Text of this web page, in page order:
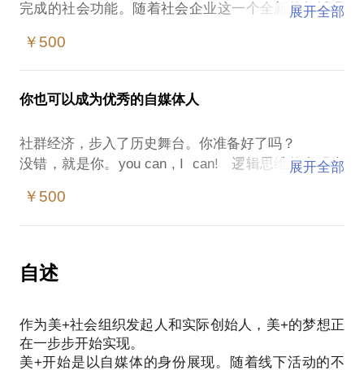
完成的社会功能。随着社会企业这一个全新的领域吸
运营困惑了无数有责任心，有爱心的创业家或成功企
我们试图从企业开始由传统经济领域转型成为互联网
+的过程中找到一些蛛丝马迹，让你更加直接地了解
可以植入到传统经营行为中来。我们需要点亮这种可
预见性的努力成为企业创新的阿拉神灯。
在这个话题中，我将与你分享独特的经营之道，成就
展开全部
￥500
你也可以成为优秀的自媒体人
社群经济，步入了历史舞台。你准备好了吗？
没错，就是你。you can , I can! 逻辑思维的出现也
达，正在推动很多商业模式被巅覆。无论你是一个企
量的微信公众号内容冲击你的眼帘。越来越多的拥有
好的内容的自媒体不断感染着你，你一定会寻思，世
世界，而是你！
那么，只要你对自媒体感到陌生，让你觉得一切到了
展开全部
￥500
自述
作为美+社会组织发起人和实际创始人，美+的梦想正
在一步步开始实现。
美+开始是以自媒体的身份展现。随着线下活动的不